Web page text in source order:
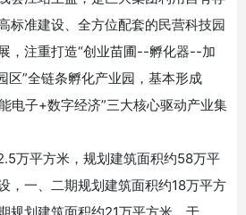
标准建设、全方位配套的民营科技园
，注重打造“创业苗圃--孵化器--加
”全链条孵化产业园，基本形成
电子+数字经济”三大核心驱动产业集
万平方米，规划建筑面积约58万平
，一、二期规划建筑面积约18万平方